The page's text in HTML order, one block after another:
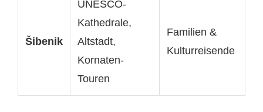
Šibenik
UNESCO-
Kathedrale,
Altstadt,
Kornaten-
Touren
Familien &
Kulturreisende